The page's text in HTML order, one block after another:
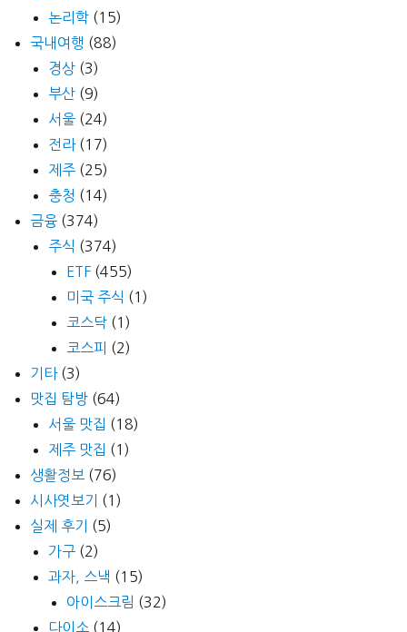
논리학 (15)
국내여행 (88)
경상 (3)
부산 (9)
서울 (24)
전라(17)
제주 (25)
충청 (14)
금융 (374)
주식 (374)
ETF (455)
미국 주식 (1)
코스닥 (1)
코스피 (2)
기타(3)
맛집 탐방 (64)
서울 맛집 (18)
제주 맛집 (1)
생활정보 (76)
시사엿보기
(1)
실제 후기
(5)
가구 (2)
과자, 스낵 (15)
아이스크림 (32)
다이소 (14)